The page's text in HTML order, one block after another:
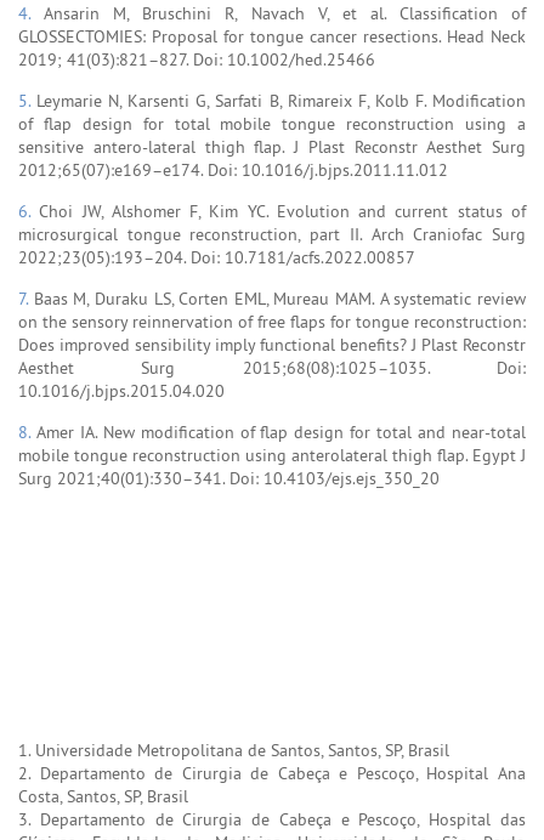
4.Ansarin M, Bruschini R, Navach V, et al. Classification of
GLOSSECTOMIES: Proposal for tongue cancer resections. Head Neck
2019; 41(03):821–827. Doi: 10.1002/hed.25466
5. Leymarie N, Karsenti G, Sarfati B, Rimareix F, Kolb F. Modification
of flap design for total mobile tongue reconstruction using a
sensitive antero-lateral thigh flap. J Plast Reconstr Aesthet Surg
2012;65(07):e169–e174. Doi: 10.1016/j.bjps.2011.11.012
6.Choi JW, Alshomer F, Kim YC. Evolution and current status of
microsurgical tongue reconstruction, part II. Arch Craniofac Surg
2022;23(05):193–204. Doi: 10.7181/acfs.2022.00857
7. Baas M, Duraku LS, Corten EML, Mureau MAM. A systematic review
on the sensory reinnervation of free flaps for tongue reconstruction:
Does improved sensibility imply functional benefits? J Plast Reconstr
Aesthet Surg 2015;68(08):1025–1035. Doi:
10.1016/j.bjps.2015.04.020
8. Amer IA. New modification of flap design for total and near-total
mobile tongue reconstruction using anterolateral thigh flap. Egypt J
Surg 2021;40(01):330–341. Doi: 10.4103/ejs.ejs_350_20
1. Universidade Metropolitana de Santos, Santos, SP, Brasil
2. Departamento de Cirurgia de Cabeça e Pescoço, Hospital Ana
Costa, Santos, SP, Brasil
3. Departamento de Cirurgia de Cabeça e Pescoço, Hospital das